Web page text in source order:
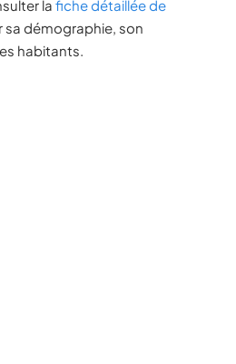
la fiche détaillée de
sa démographie, son
habitants.